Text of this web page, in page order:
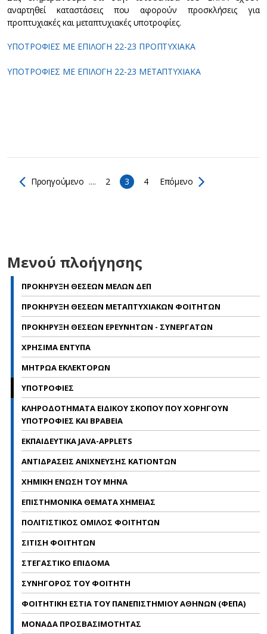
αναρτηθεί καταστάσεις που αφορούν προσκλήσεις για
προπτυχιακές και μεταπτυχιακές υποτροφίες.
ΥΠΟΤΡΟΦΙΕΣ ΜΕ ΕΠΙΛΟΓΗ 22-23 ΠΡΟΠΤΥΧΙΑΚΑ
ΥΠΟΤΡΟΦΙΕΣ ΜΕ ΕΠΙΛΟΓΗ 22-23 ΜΕΤΑΠΤΥΧΙΑΚΑ
Προηγούμενο .... 2 3 4 Επόμενο
Μενού πλοήγησης
ΠΡΟΚΗΡΥΞΗ ΘΕΣΕΩΝ ΜΕΛΩΝ ΔΕΠ
ΠΡΟΚΗΡΥΞΗ ΘΕΣΕΩΝ ΜΕΤΑΠΤΥΧΙΑΚΩΝ ΦΟΙΤΗΤΩΝ
ΠΡΟΚΗΡΥΞΗ ΘΕΣΕΩΝ ΕΡΕΥΝΗΤΩΝ - ΣΥΝΕΡΓΑΤΩΝ
ΧΡΗΣΙΜΑ ΕΝΤΥΠΑ
ΜΗΤΡΩΑ ΕΚΛΕΚΤΟΡΩΝ
ΥΠΟΤΡΟΦΙΕΣ
ΚΛΗΡΟΔΟΤΗΜΑΤΑ ΕΙΔΙΚΟΥ ΣΚΟΠΟΥ ΠΟΥ ΧΟΡΗΓΟΥΝ
ΥΠΟΤΡΟΦΙΕΣ ΚΑΙ ΒΡΑΒΕΙΑ
ΕΚΠΑΙΔΕΥΤΙΚΑ JAVA-APPLETS
ΑΝΤΙΔΡΑΣΕΙΣ ΑΝΙΧΝΕΥΣΗΣ ΚΑΤΙΟΝΤΩΝ
ΧΗΜΙΚΗ ΕΝΩΣΗ ΤΟΥ ΜΗΝΑ
ΕΠΙΣΤΗΜΟΝΙΚΑ ΘΕΜΑΤΑ ΧΗΜΕΙΑΣ
ΠΟΛΙΤΙΣΤΙΚΟΣ ΟΜΙΛΟΣ ΦΟΙΤΗΤΩΝ
ΣΙΤΙΣΗ ΦΟΙΤΗΤΩΝ
ΣΤΕΓΑΣΤΙΚΟ ΕΠΙΔΟΜΑ
ΣΥΝΗΓΟΡΟΣ ΤΟΥ ΦΟΙΤΗΤΗ
ΦΟΙΤΗΤΙΚΗ ΕΣΤΙΑ ΤΟΥ ΠΑΝΕΠΙΣΤΗΜΙΟΥ ΑΘΗΝΩΝ (ΦΕΠΑ)
ΜΟΝΑΔΑ ΠΡΟΣΒΑΣΙΜΟΤΗΤΑΣ